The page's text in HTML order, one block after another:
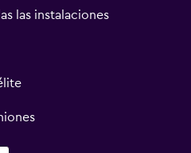
las instalaciones